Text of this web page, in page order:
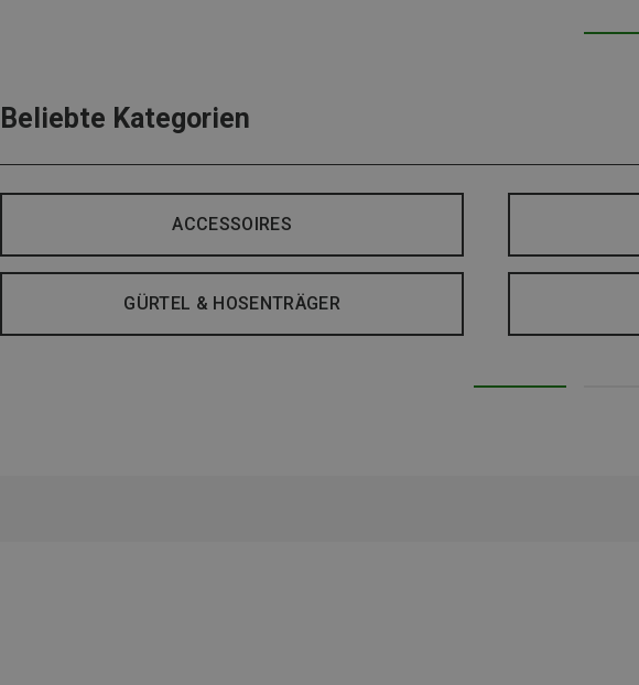
Beliebte Kategorien
ACCESSOIRES
GÜRTEL & HOSENTRÄGER